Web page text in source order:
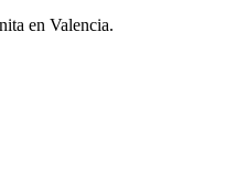
en Valencia.